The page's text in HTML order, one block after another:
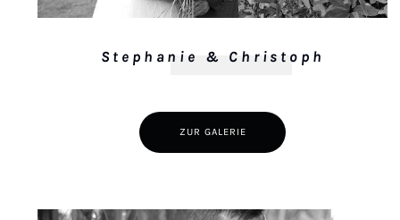
Stephanie & Christoph
ZUR GALERIE